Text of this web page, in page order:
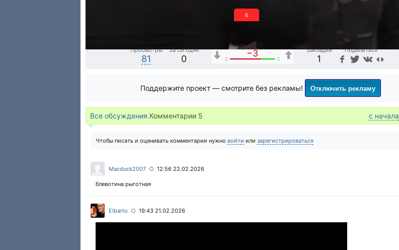
5
Просмотры
81
За сегодня
0
−3
8 5
Закладки
1
Поделиться
Поддержите проект — смотрите без рекламы! Отключить рекламу
Все обсуждения.Комментарии 5 с начала
Чтобы писать и оценивать комментарии нужно войти или зарегистрироваться
Macduck2007 ○ 12:56 22.02.2026
блевотина рыготная
Elbarto ○ 19:43 21.02.2026